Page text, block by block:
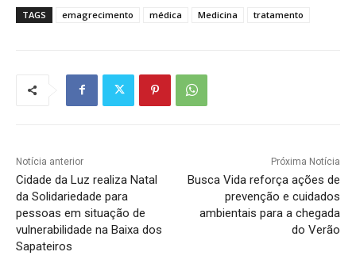
TAGS emagrecimento médica Medicina tratamento
Notícia anterior
Cidade da Luz realiza Natal
da Solidariedade para
pessoas em situação de
vulnerabilidade na Baixa dos
Sapateiros
Próxima Notícia
Busca Vida reforça ações de
prevenção e cuidados
ambientais para a chegada
do Verão